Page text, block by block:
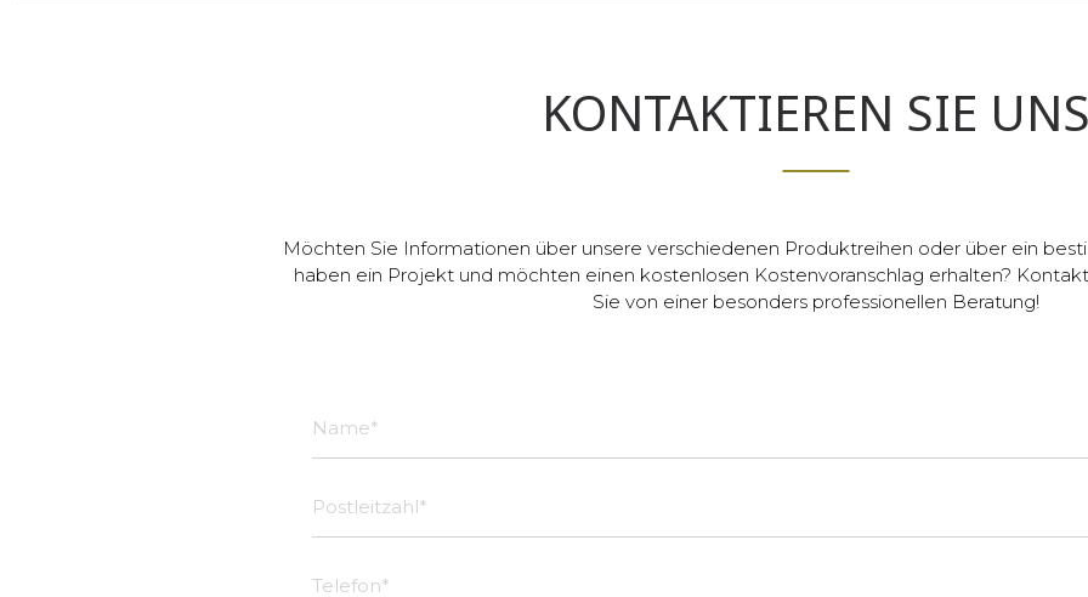
KONTAKTIEREN SIE
Möchten Sie Informationen über unsere verschiedenen Produktreihen oder über ein
haben ein Projekt und möchten einen kostenlosen Kostenvoranschlag erhalten?
Sie von einer besonders professionellen Beratung!